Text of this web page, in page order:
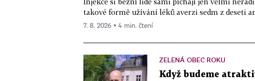
takové formě užívání léků averzi sedm z deseti
7. 8. 2026 ▪ 4 min. čtení
ZELENÁ OBEC ROKU
Když budeme